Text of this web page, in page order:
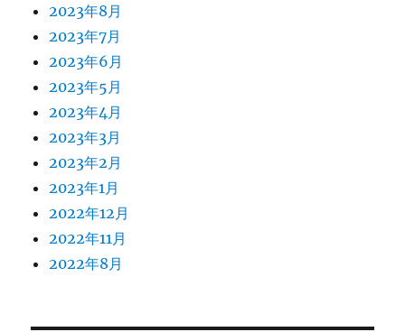
2023年8月
2023年7月
2023年6月
2023年5月
2023年4月
2023年3月
2023年2月
2023年1月
2022年12月
2022年11月
2022年8月